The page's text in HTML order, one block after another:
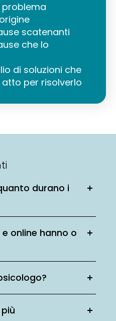
problema
scatenanti
che lo
di soluzioni che
per risolverlo
durano i
online hanno o